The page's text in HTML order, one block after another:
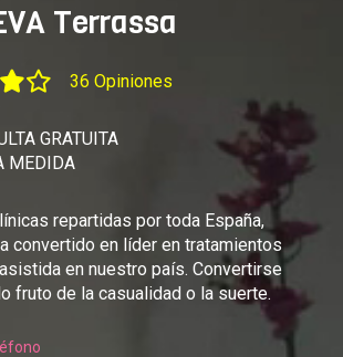
Terrassa
36 Opiniones
GRATUITA
MEDIDA
repartidas por toda España,
convertido en líder en tratamientos
en nuestro país. Convertirse
fruto de la casualidad o la suerte.